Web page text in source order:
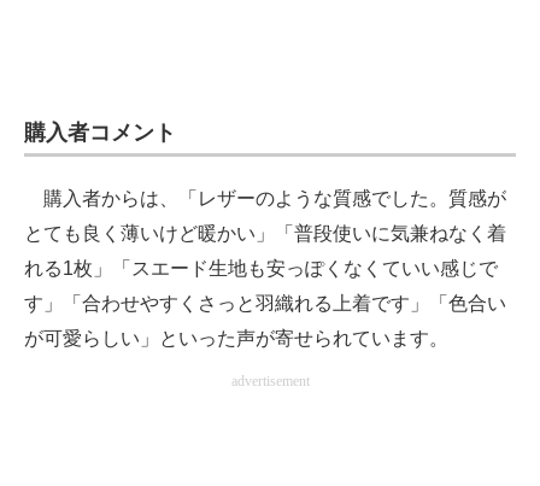
購入者コメント
購入者からは、「レザーのような質感でした。質感が
とても良く薄いけど暖かい」「普段使いに気兼ねなく着
れる1枚」「スエード生地も安っぽくなくていい感じで
す」「合わせやすくさっと羽織れる上着です」「色合い
が可愛らしい」といった声が寄せられています。
advertisement